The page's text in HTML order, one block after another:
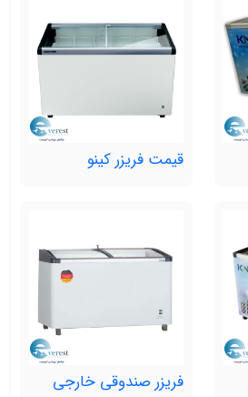
قیمت فریزر کینو
فریزر صندوقی خارجی